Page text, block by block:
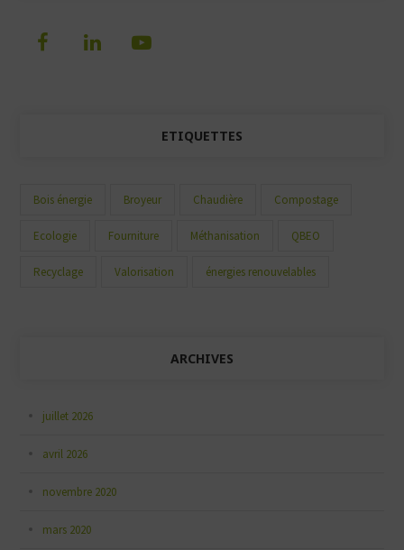
ETIQUETTES
Bois énergie Broyeur Chaudière Compostage
Ecologie Fourniture Méthanisation QBEO
Recyclage Valorisation énergies renouvelables
ARCHIVES
juillet 2026
avril 2026
novembre 2020
mars 2020